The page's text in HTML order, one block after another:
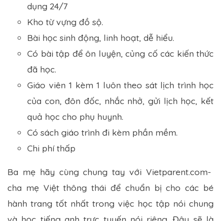
dụng 24/7
Kho từ vựng đồ sộ.
Bài học sinh động, linh hoạt, dễ hiểu.
Có bài tập để ôn luyện, củng cố các kiến thức
đã học.
Giáo viên 1 kèm 1 luôn theo sát lịch trình học
của con, đôn đốc, nhắc nhở, gửi lịch học, kết
quả học cho phụ huynh.
Có sách giáo trình đi kèm phần mềm.
Chi phí thấp
Ba mẹ hãy cùng chung tay với Vietparent.com-
cha mẹ Việt thông thái để chuẩn bị cho các bé
hành trang tốt nhất trong việc học tập nói chung